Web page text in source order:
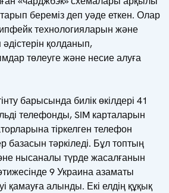
береміз деп уәде еткен. Олар
технологияларын және
қолданып,
төлеуге және несие алуға
барысында билік өкілдері 41
телефонды, SIM карталарын
тіркелген телефон
базасын тәркіледі. Бұл топтың
нысаналы түрде жасалғанын
9 Украина азаматы
қамауға алынды. Екі елдің құқық